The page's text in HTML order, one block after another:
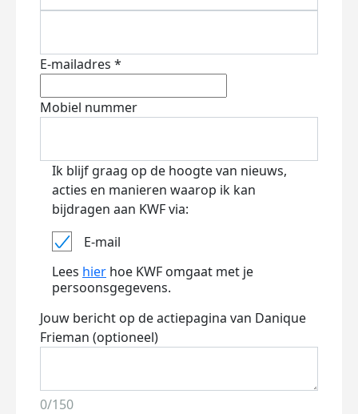
E-mailadres *
Mobiel nummer
Ik blijf graag op de hoogte van nieuws,
acties en manieren waarop ik kan
bijdragen aan KWF via:
E-mail
Lees hier hoe KWF omgaat met je
persoonsgegevens.
Jouw bericht op de actiepagina van Danique
Frieman (optioneel)
0/150